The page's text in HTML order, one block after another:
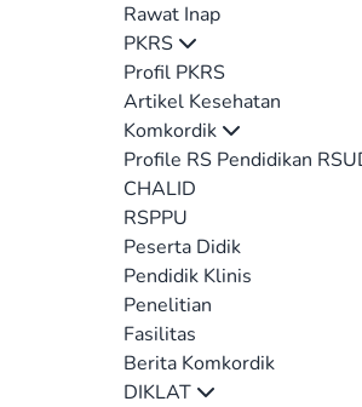
Rawat Inap
PKRS
Profil PKRS
Artikel Kesehatan
Komkordik
Profile RS Pendidikan
CHALID
RSPPU
Peserta Didik
Pendidik Klinis
Penelitian
Fasilitas
Berita Komkordik
DIKLAT